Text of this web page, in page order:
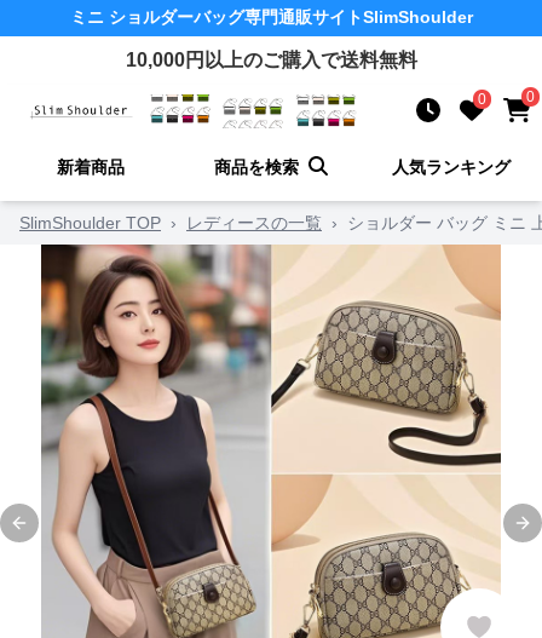
ミニ ショルダーバッグ専門通販サイトSlimShoulder
10,000円以上のご購入で送料無料
0 0
新着商品 商品を検索 人気ランキング
SlimShoulder TOP › レディースの一覧 › ショルダー バッグ ミニ
Previous slide